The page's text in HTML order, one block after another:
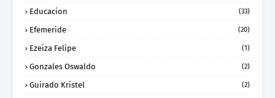
Educacion (33)
Efemeride (20)
Ezeiza Felipe (1)
Gonzales Oswaldo (2)
Guirado Kristel (2)